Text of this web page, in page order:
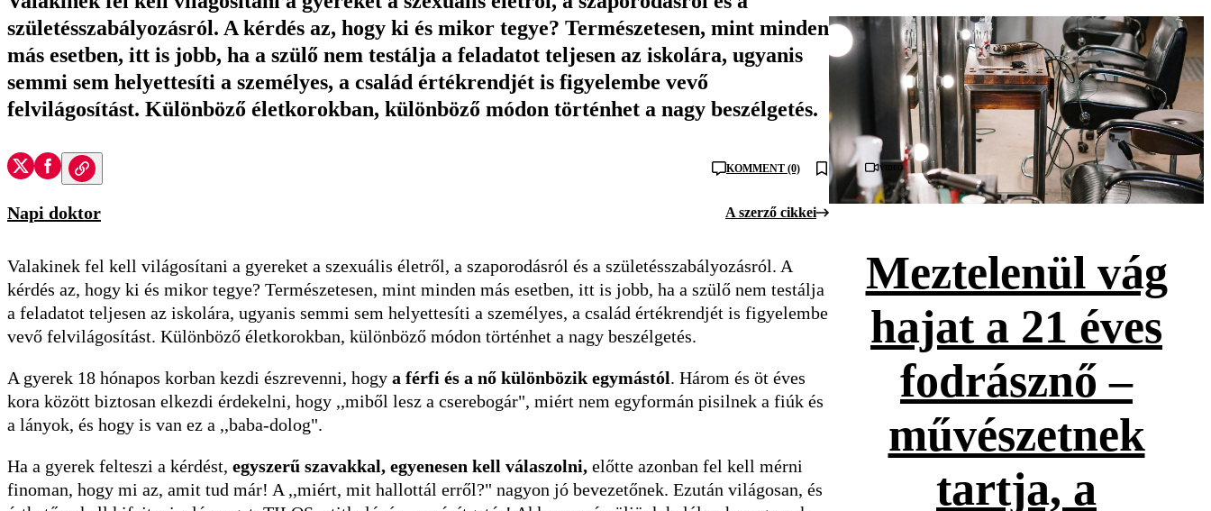
születésszabályozásról. A kérdés az, hogy ki és mikor tegye? Természetesen, mint minden
más esetben, itt is jobb, ha a szülő nem testálja a feladatot teljesen az iskolára, ugyanis
semmi sem helyettesíti a személyes, a család értékrendjét is figyelembe vevő
felvilágosítást. Különböző életkorokban, különböző módon történhet a nagy beszélgetés.
KOMMENT (0)
Napi doktor A szerző cikkei
Valakinek fel kell világosítani a gyereket a szexuális életről, a szaporodásról és a születésszabályozásról. A
kérdés az, hogy ki és mikor tegye? Természetesen, mint minden más esetben, itt is jobb, ha a szülő nem testálja
a feladatot teljesen az iskolára, ugyanis semmi sem helyettesíti a személyes, a család értékrendjét is figyelembe
vevő felvilágosítást. Különböző életkorokban, különböző módon történhet a nagy beszélgetés.
A gyerek 18 hónapos korban kezdi észrevenni, hogy a férfi és a nő különbözik egymástól. Három és öt éves
kora között biztosan elkezdi érdekelni, hogy ,,miből lesz a cserebogár", miért nem egyformán pisilnek a fiúk és
a lányok, és hogy is van ez a ,,baba-dolog".
Ha a gyerek felteszi a kérdést, egyszerű szavakkal, egyenesen kell válaszolni, előtte azonban fel kell mérni
finoman, hogy mi az, amit tud már! A ,,miért, mit hallottál erről?" nagyon jó bevezetőnek. Ezután világosan, és
Videó
Meztelenül vág
hajat a 21 éves
fodrásznő –
művészetnek
tartja, a